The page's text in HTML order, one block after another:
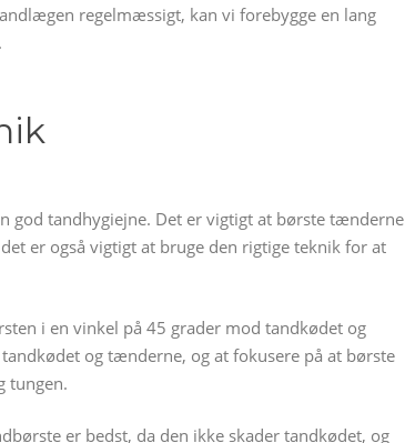
regelmæssigt, kan vi forebygge en lang
god tandhygiejne. Det er vigtigt at børste tænderne
er også vigtigt at bruge den rigtige teknik for at
i en vinkel på 45 grader mod tandkødet og
og tænderne, og at fokusere på at børste
tungen.
er bedst, da den ikke skader tandkødet, og